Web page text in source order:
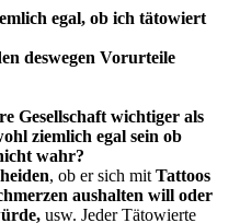
egal, ob ich tätowiert
deswegen Vorurteile
Gesellschaft wichtiger als
ziemlich egal sein ob
wahr?
, ob er sich mit Tattoos
aushalten will oder
usw. Jeder Tätowierte